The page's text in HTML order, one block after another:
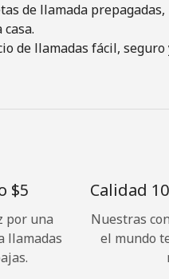
→
de llamada prepagadas,
de llamadas fácil, seguro
⁦$5⁩
por una
llamadas
Calidad
Nuestras
el mundo